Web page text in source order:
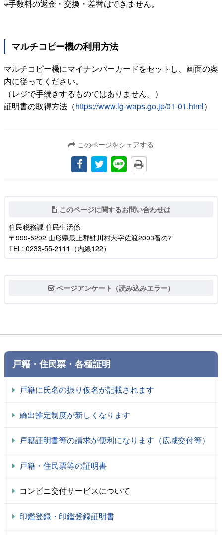
※手数料の返金・交換・差替はできません。
マルチコピー機の利用方法
マルチコピー機にマイナンバーカードをセットし、画面の案
内に従ってください。
（レジで手続きするものではありません。）
証明書の取得方法（https://www.lg-waps.go.jp/01-01.html）
このページをシェアする
このページに関するお問い合わせは
住民税務課 住民生活係
〒999-5292 山形県最上郡鮭川村大字佐渡2003番の7
TEL: 0233-55-2111（内線122）
ページアンケート（読み込みエラー）
戸籍・住民票・各種証明
戸籍に氏名の振り仮名が記載されます
嫡出推定制度が新しくなります
戸籍証明書等の請求が便利になります（広域交付等）
戸籍・住民票等の証明書
コンビニ交付サービスについて
印鑑登録・印鑑登録証明書